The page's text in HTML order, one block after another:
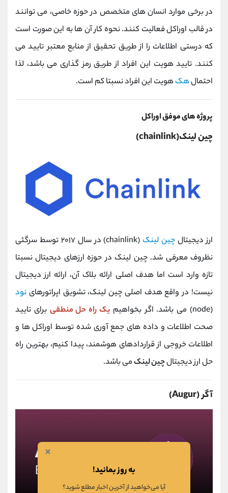
در برخی موارد انسان های متخصص در حوزه خاصی، می توانند
در قالب اوراکل فعالیت کنند. نحوه کار آن ها به این صورت است
که درستی اطلاعات را از طریق تحقیق از منابع معتبر تایید می
کنند. تایید هویت این افراد از طریق رمز گذاری می باشد، لذا
احتمالهکهویت این افراد نسبتا کم است.
پروژه های موفق اوراکل
چین لینک(chainlink)
ارز دیجیتال چین لینک
(chainlink) در سال ۲۰۱۷ توسط سرگئی
نظروف معرفی شد. چین لینک در حوزه ارزهای دیجیتال نسبتا
تازه وارد است اما هدف اصلی ارائه بلاک آن، ارائه ارز دیجیتال
نیست! در واقع هدف اصلی چین لینک، تشویق اپراتورهای نود
(node) می باشد. اگر بخواهیم
یک راه حل منطقی برای تایید
صحت اطلاعات و داده های جمع آوری شده توسط اوراکل ها و
اطلاعات خروجی از قراردادهای هوشمند، پیدا کنیم، بهترین راه
حل ارز دیجیتالچین لینکمی باشد.
آگر (Augur)
×
به روز بمانید!
آیا می‌خواهید از آخرین اخبار مطلع شوید؟